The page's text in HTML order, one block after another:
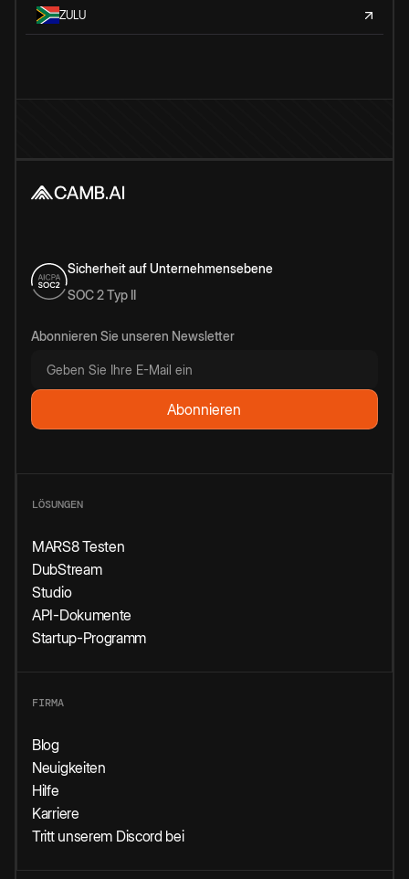
ZULU
Sicherheit auf Unternehmensebene
SOC 2 Typ II
Abonnieren Sie unseren Newsletter
LÖSUNGEN
MARS8 Testen
DubStream
Studio
API-Dokumente
Startup-Programm
FIRMA
Blog
Neuigkeiten
Hilfe
Karriere
Tritt unserem Discord bei